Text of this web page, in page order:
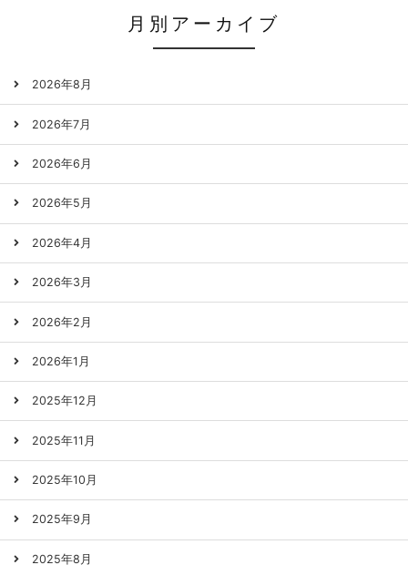
月別アーカイブ
2026年8月
2026年7月
2026年6月
2026年5月
2026年4月
2026年3月
2026年2月
2026年1月
2025年12月
2025年11月
2025年10月
2025年9月
2025年8月